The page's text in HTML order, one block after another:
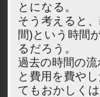
とになる。
そう考えると
間)という時間
るだろう。
過去の時間の
と費用を費や
てもおかしくは